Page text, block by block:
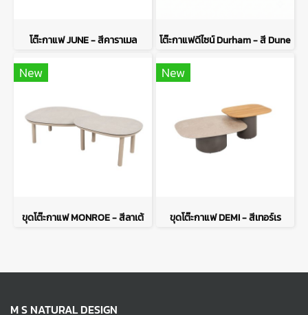
โต๊ะกาแฟ JUNE - สีคาราเมล โต๊ะกาแฟดีไซน์ Durham - สี Dune
New
ขุดโต๊ะกาแฟ MONROE - สีลาเต้
New
ขุดโต๊ะกาแฟ DEMI - สีเทอร์เร
M S NATURAL DESIGN